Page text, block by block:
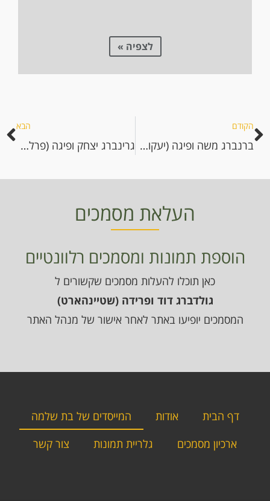
לצפיה »
הקודם
ברנברג משה ופיגה (יעקובוביץ)
הבא
גרינברג יצחק ופיגה (פרלקוורט)
העלאת מסמכים
הוספת תמונות ומסמכים רלוונטיים
כאן תוכלו להעלות מסמכים שקשורים ל
גולדברג דוד ופרידה (שטיינהארט)
המסמכים יופיעו באתר לאחר אישור של מנהל האתר
דף הבית אודות
המייסדים של בת שלמה
ארכיון מסמכים
גלריית תמונות צור קשר